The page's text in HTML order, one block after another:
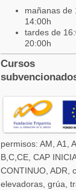
mañanas de
14:00h
tardes de
20:00h
Cursos
permisos: AM, A1,
B,C,CE, CAP
CONTINUO, ADR,
elevadoras, grúa,